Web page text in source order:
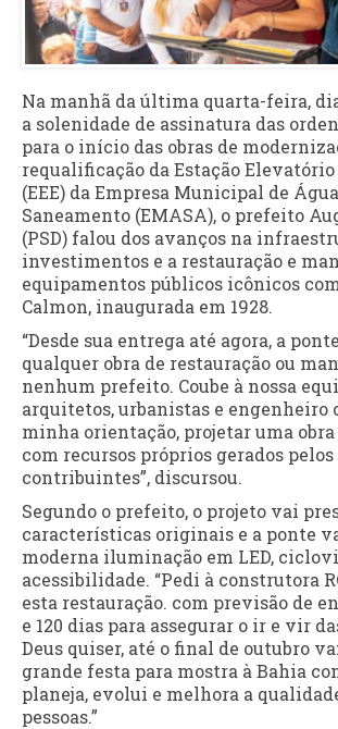
Na manhã da última quarta-feira,
a solenidade de assinatura das
para o início das obras de
requalificação da Estação Elevatório
(EEE) da Empresa Municipal de
Saneamento (EMASA), o prefeito
(PSD) falou dos avanços na
investimentos e a restauração e
equipamentos públicos icônicos
Calmon, inaugurada em 1928.
“Desde sua entrega até agora, a
qualquer obra de restauração ou
nenhum prefeito. Coube à nossa
arquitetos, urbanistas e engenheiro
minha orientação, projetar uma obra
com recursos próprios gerados pelos
contribuintes”, discursou.
Segundo o prefeito, o projeto vai
características originais e a ponte
moderna iluminação em LED,
acessibilidade. “Pedi à construtora
esta restauração. com previsão de
e 120 dias para assegurar o ir e vir
Deus quiser, até o final de outubro
grande festa para mostra à Bahia
planeja, evolui e melhora a
pessoas.”